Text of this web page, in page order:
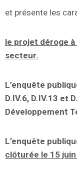
et présente les
le projet déroge
secteur.
L’enquête
D.IV.6, D.IV.13 et
Développement
L’enquête
clôturée le 15